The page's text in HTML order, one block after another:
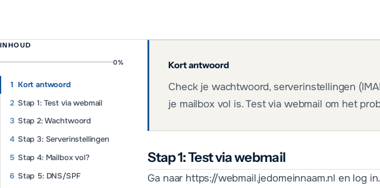
INHOUD
0%
Kort antwoord
Stap 1: Test via webmail
Stap 2: Wachtwoord
Stap 3: Serverinstellingen
Stap 4: Mailbox vol?
Stap 5: DNS/SPF
Kort antwoord
Check je wachtwoord, serverinstellingen
je mailbox vol is. Test via webmail om het
Stap 1: Test via webmail
Ga naar https://webmail.jedomeinnaam.nl en log